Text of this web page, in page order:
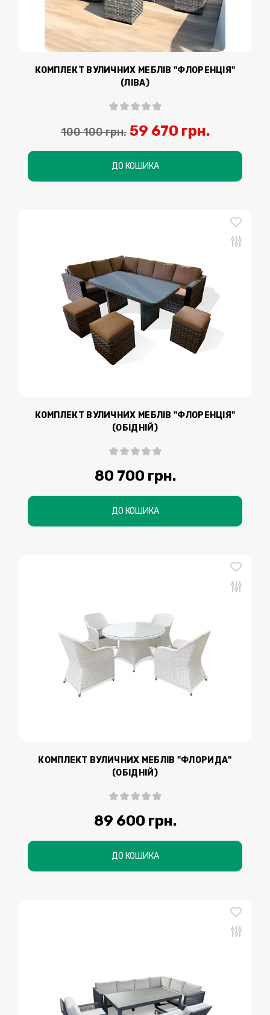
КОМПЛЕКТ ВУЛИЧНИХ МЕБЛІВ "ФЛОРЕНЦІЯ"
(ЛІВА)
100 100 грн. 59 670 грн.
ДО КОШИКА
КОМПЛЕКТ ВУЛИЧНИХ МЕБЛІВ "ФЛОРЕНЦІЯ"
(ОБІДНІЙ)
80 700 грн.
ДО КОШИКА
КОМПЛЕКТ ВУЛИЧНИХ МЕБЛІВ "ФЛОРИДА"
(ОБІДНІЙ)
89 600 грн.
ДО КОШИКА